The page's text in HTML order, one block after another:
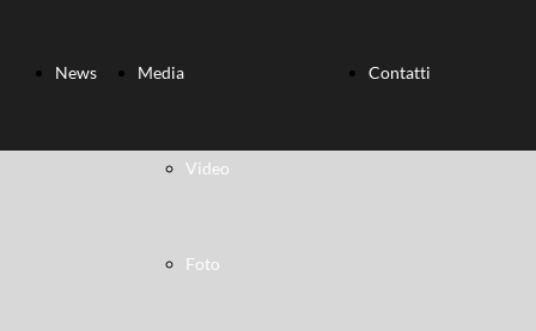
News Media
Video
Foto
Contatti